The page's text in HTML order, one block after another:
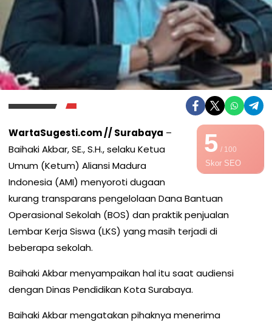
5/ 100
Skor SEO
WartaSugesti.com // Surabaya –
Baihaki Akbar, SE., S.H., selaku Ketua
Umum (Ketum) Aliansi Madura
Indonesia (AMI) menyoroti dugaan
kurang transparans pengelolaan Dana Bantuan
Operasional Sekolah (BOS) dan praktik penjualan
Lembar Kerja Siswa (LKS) yang masih terjadi di
beberapa sekolah.
Baihaki Akbar menyampaikan hal itu saat audiensi
dengan Dinas Pendidikan Kota Surabaya.
Baihaki Akbar mengatakan pihaknya menerima